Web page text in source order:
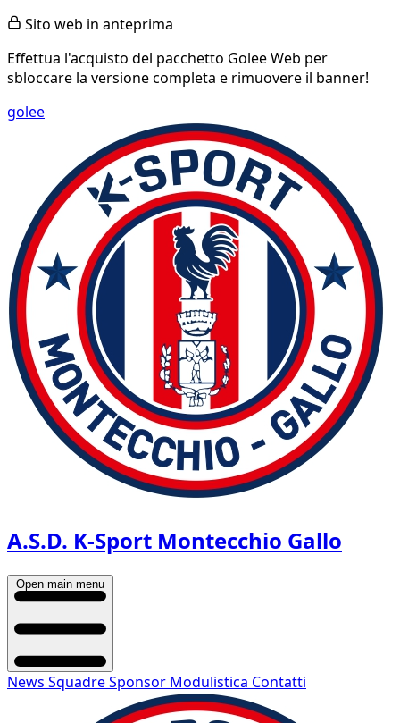
Sito web in anteprima
Effettua l'acquisto del pacchetto Golee Web per
sbloccare la versione completa e rimuovere il banner!
golee
A.S.D. K-Sport Montecchio Gallo
Open main menu
News SquadreSponsor Modulistica Contatti